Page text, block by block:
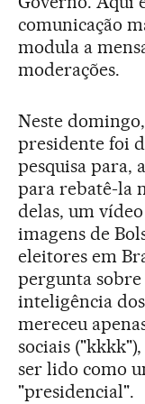
comunicação
modula a
moderações.
Neste
presidente foi
pesquisa para,
para rebatê-la
delas, um
imagens de
eleitores em
pergunta sobre
inteligência
mereceu
sociais
ser lido como
"presidencial".